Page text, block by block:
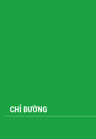
CHỈ ĐƯỜNG